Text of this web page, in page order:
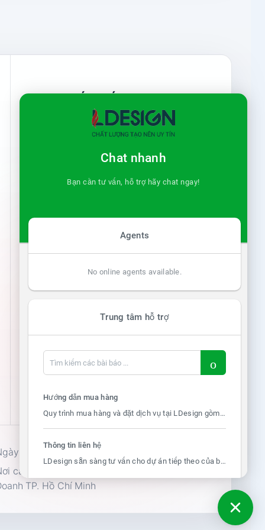
#CHÍNH SÁCH
Chính sách đổi trả →
Chính sách giao hàng →
Thông tin tài khoản →
cấp: 05/11/2015.
cấp: Sở Tài Chính – Phòng Đăng Ký Kinh
TP. Hồ Chí Minh
Chat nhanh
Bạn cần tư vấn, hỗ trợ hãy chat ngay!
Agents
No online agents available.
Trung tâm hỗ trợ
Hướng dẫn mua hàng
Quy trình mua hàng và đặt dịch vụ tại LDesign gồm 4 bước đơn giản:Bước 1 - Liên hệ ban đầu: Quý khác...
Thông tin liên hệ
LDesign sẵn sàng tư vấn cho dự án tiếp theo của bạn qua các kênh sau:Hotline: 096 201 7531 (Thứ 2 - ...